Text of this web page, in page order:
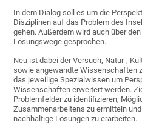
In dem Dialog soll es um die
Disziplinen auf das Problem des
gehen. Außerdem wird auch über
Lösungswege gesprochen.
Neu ist dabei der Versuch, Natur-,
sowie angewandte Wissenschaften
das jeweilige Spezialwissen um
Wissenschaften erweitert werden.
Problemfelder zu identifizieren,
Zusammenarbeitens zu ermitteln
nachhaltige Lösungen zu erarbeiten.